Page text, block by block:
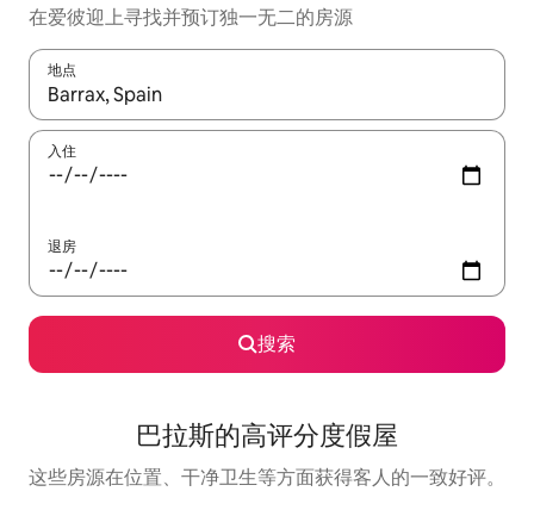
在爱彼迎上寻找并预订独一无二的房源
地点
如有搜索结果，请使用上下方向键查看，或通过点击或滑动手势
入住
退房
搜索
巴拉斯的高评分度假屋
这些房源在位置、干净卫生等方面获得客人的一致好评。